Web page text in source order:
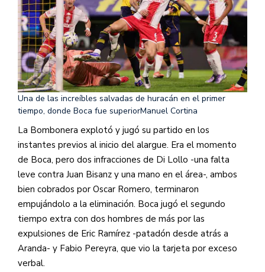
Una de las increíbles salvadas de huracán en el primer
tiempo, donde Boca fue superiorManuel Cortina
La Bombonera explotó y jugó su partido en los
instantes previos al inicio del alargue. Era el momento
de Boca, pero dos infracciones de Di Lollo -una falta
leve contra Juan Bisanz y una mano en el área-, ambos
bien cobrados por Oscar Romero, terminaron
empujándolo a la eliminación. Boca jugó el segundo
tiempo extra con dos hombres de más por las
expulsiones de Eric Ramírez -patadón desde atrás a
Aranda- y Fabio Pereyra, que vio la tarjeta por exceso
verbal.